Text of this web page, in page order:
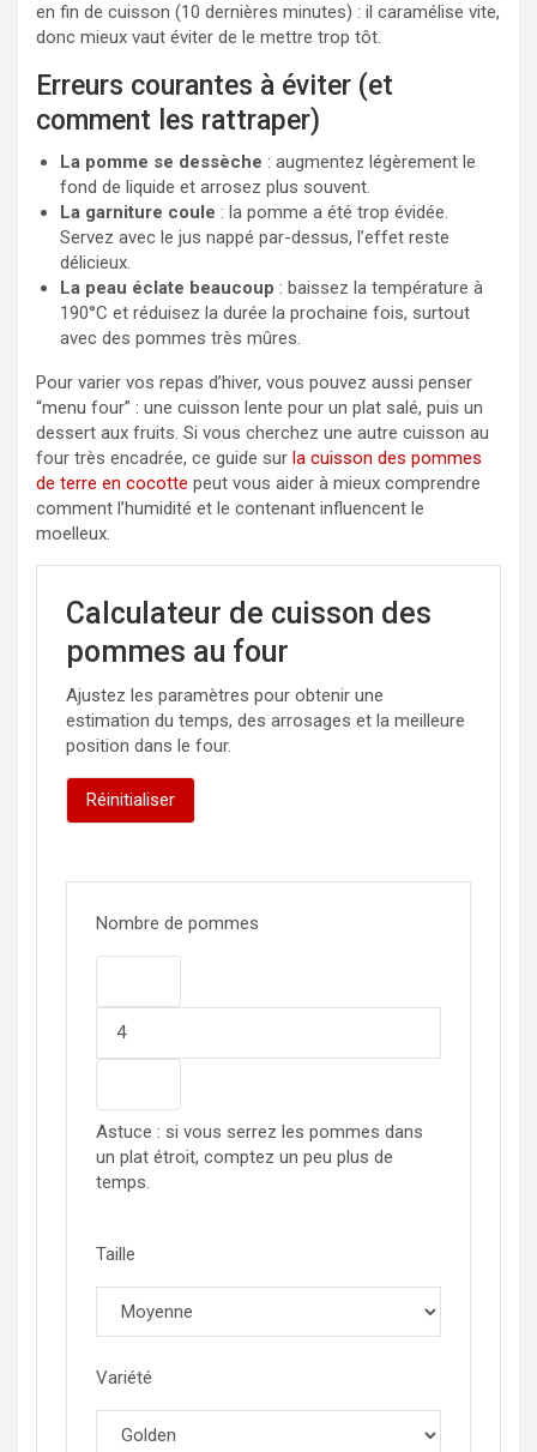
en fin de cuisson (10 dernières minutes) : il caramélise vite,
donc mieux vaut éviter de le mettre trop tôt.
Erreurs courantes à éviter (et
comment les rattraper)
La pomme se dessèche : augmentez légèrement le
fond de liquide et arrosez plus souvent.
La garniture coule : la pomme a été trop évidée.
Servez avec le jus nappé par-dessus, l’effet reste
délicieux.
La peau éclate beaucoup : baissez la température à
190°C et réduisez la durée la prochaine fois, surtout
avec des pommes très mûres.
Pour varier vos repas d’hiver, vous pouvez aussi penser
“menu four” : une cuisson lente pour un plat salé, puis un
dessert aux fruits. Si vous cherchez une autre cuisson au
four très encadrée, ce guide sur la cuisson des pommes
de terre en cocotte peut vous aider à mieux comprendre
comment l’humidité et le contenant influencent le
moelleux.
Calculateur de cuisson des
pommes au four
Ajustez les paramètres pour obtenir une
estimation du temps, des arrosages et la meilleure
position dans le four.
Réinitialiser
Nombre de pommes
Astuce : si vous serrez les pommes dans
un plat étroit, comptez un peu plus de
temps.
Taille
Variété